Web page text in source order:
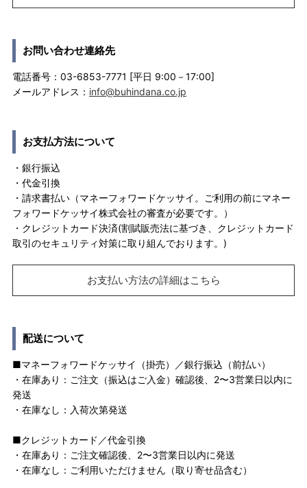
お問い合わせ連絡先
電話番号：03-6853-7771 [平日 9:00－17:00]
メールアドレス： info@buhindana.co.jp
お支払方法について
・銀行振込
・代金引換
・請求書払い（マネーフォワードケッサイ。ご利用の前にマネー
フォワードケッサイ株式会社の審査が必要です。）
・クレジットカード決済(割賦販売法に基づき、クレジットカード
取引のセキュリティ対策に取り組んでおります。)
お支払い方法の詳細はこちら
配送について
■マネーフォワードケッサイ（掛売）／銀行振込（前払い）
・在庫あり：ご注文（振込はご入金）確認後、2〜3営業日以内に
発送
・在庫なし：入荷次第発送
■クレジットカード／代金引換
・在庫あり：ご注文確認後、2〜3営業日以内に発送
・在庫なし：ご利用いただけません（取り寄せ品含む）